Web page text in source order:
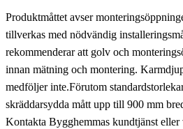
Produktmåttet avser
tillverkas med nödvändig
rekommenderar att golv och
innan mätning och montering.
medföljer inte.Förutom
skräddarsydda mått upp till 900 mm
Kontakta Bygghemmas kundtjänst